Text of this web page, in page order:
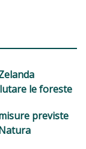
le foreste
previste